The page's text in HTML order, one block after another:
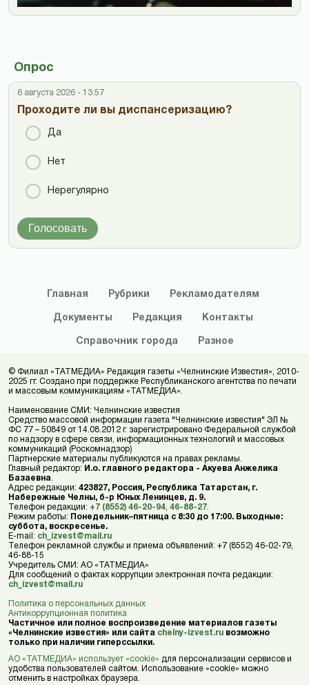
Опрос
6 августа 2026 - 13:57
Проходите ли вы диспансеризацию?
Да
Нет
Нерегулярно
Голосовать
Главная Рубрики Рекламодателям
Документы Редакция Контакты
Справочник города Разное
© Филиал «ТАТМЕДИА» Редакция газеты «Челнинские Известия», 2010-
2025 гг. Создано при поддержке Республиканского агентства по печати
и массовым коммуникациям «ТАТМЕДИА».
Наименование СМИ: Челнинские известия
Средство массовой информации газета "Челнинские известия" ЭЛ №
ФС 77 – 50849 от 14.08.2012 г. зарегистрировано Федеральной службой
по надзору в сфере связи, информационных технологий и массовых
коммуникаций (Роскомнадзор)
Партнерские материалы публикуются на правах рекламы.
Главный редактор: И.о. главного редактора - Акуева Анжелика
Базаевна
Адрес редакции: 423827, Россия, Республика Татарстан, г.
Набережные Челны, б-р Юных Ленинцев, д. 9.
Телефон редакции: +7 (8552) 46-20-94 46-88-27
Режим работы: Понедельник–пятница с 8:30 до 17:00. Выходные:
суббота, воскресенье.
E-mail: ch_izvest@mail.ru
Телефон рекламной службы и приема объявлений: +7 (8552) 46-02-79,
46-88-15
Учредитель СМИ: АО «ТАТМЕДИА»
Для сообщений о фактах коррупции электронная почта редакции:
ch_izvest@mail.ru
Политика о персональных данных
Антикоррупционная политика
Частичное или полное воспроизведение материалов газеты
«Челнинские известия» или сайта chelny-izvest.ru возможно
только при наличии гиперссылки.
АО «ТАТМЕДИА» использует «cookie» для персонализации сервисов и
удобства пользователей сайтом. Использование «cookie» можно
отменить в настройках браузера.